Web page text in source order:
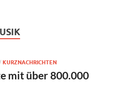
/ KURZNACHRICHTEN
mit über 800.000